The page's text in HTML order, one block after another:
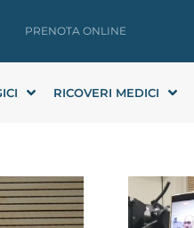
PRENOTA ONLINE
RICOVERI MEDICI